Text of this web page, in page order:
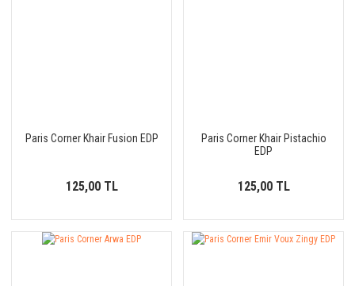
Paris Corner Khair Fusion EDP
125,00 TL
Paris Corner Khair Pistachio
EDP
125,00 TL